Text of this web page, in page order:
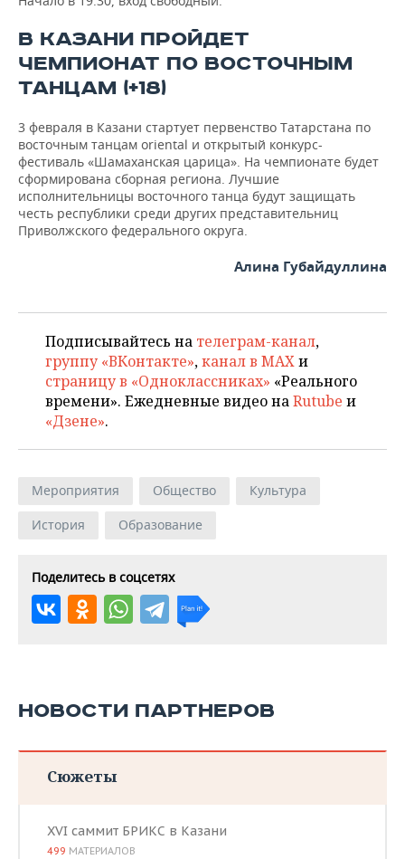
В КАЗАНИ ПРОЙДЕТ
ЧЕМПИОНАТ ПО ВОСТОЧНЫМ
ТАНЦАМ (+18)
3 февраля в Казани стартует первенство Татарстана по
восточным танцам oriental и открытый конкурс-
фестиваль «Шамаханская царица». На чемпионате будет
сформирована сборная региона. Лучшие
исполнительницы восточного танца будут защищать
честь республики среди других представительниц
Приволжского федерального округа.
Алина Губайдуллина
Подписывайтесь на телеграм-канал,
группу «ВКонтакте»,канал в MAXи
страницу в «Одноклассниках» «Реального
времени». Ежедневные видео наRutube и
«Дзене».
Мероприятия Общество
Культура
История
Образование
Поделитесь в соцсетях
НОВОСТИ ПАРТНЕРОВ
Сюжеты
XVI саммит БРИКС в Казани
499 МАТЕРИАЛОВ